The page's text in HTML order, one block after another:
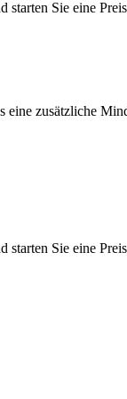
Sie eine
eine zusätzliche
Sie eine